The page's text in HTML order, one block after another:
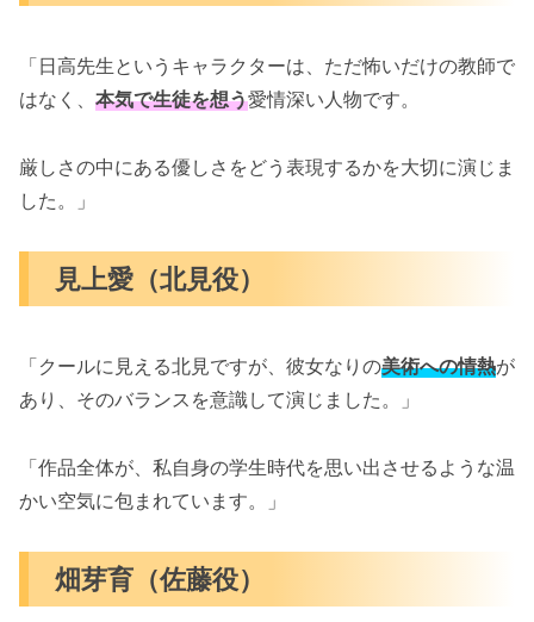
「日高先生というキャラクターは、ただ怖いだけの教師で
はなく、 本気で生徒を想う愛情深い人物です。
厳しさの中にある優しさをどう表現するかを大切に演じま
した。」
見上愛（北見役）
「クールに見える北見ですが、彼女なりの美術への情熱が
あり、そのバランスを意識して演じました。」
「作品全体が、私自身の学生時代を思い出させるような温
かい空気に包まれています。」
畑芽育（佐藤役）